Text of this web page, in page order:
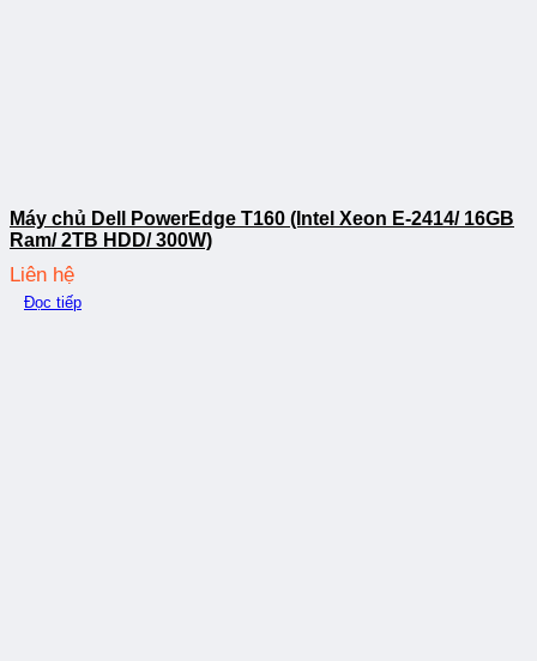
Máy chủ Dell PowerEdge T160 (Intel Xeon E-2414/ 16GB
Ram/ 2TB HDD/ 300W)
Liên hệ
Đọc tiếp